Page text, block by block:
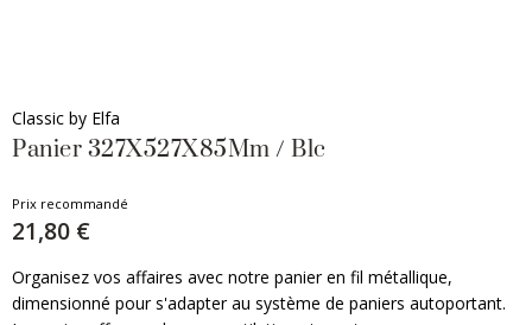
Classic by Elfa
Panier 327X527X85Mm / Blc
Prix recommandé
21,80 €
Organisez vos affaires avec notre panier en fil métallique,
dimensionné pour s'adapter au système de paniers autoportant.